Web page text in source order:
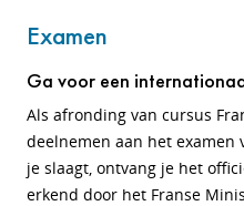
Examen
Ga voor een
Als afronding van cursus
deelnemen aan het examen
je slaagt, ontvang je het
erkend door het Franse